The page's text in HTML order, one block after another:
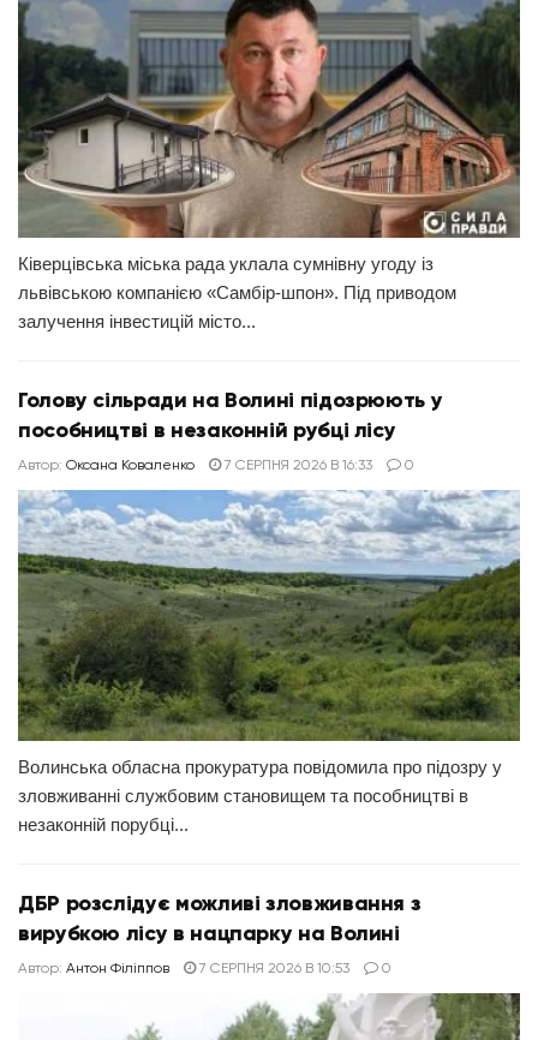
Ківерцівська міська рада уклала сумнівну угоду із
львівською компанією «Самбір-шпон». Під приводом
залучення інвестицій місто...
Голову сільради на Волині підозрюють у
пособництві в незаконній рубці лісу
Автор: Оксана Коваленко 7 СЕРПНЯ 2026 В 16:33 0
Волинська обласна прокуратура повідомила про підозру у
зловживанні службовим становищем та пособництві в
незаконній порубці...
ДБР розслідує можливі зловживання з
вирубкою лісу в нацпарку на Волині
Автор: Антон Філіппов 7 СЕРПНЯ 2026 В 10:53 0